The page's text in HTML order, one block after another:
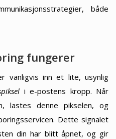
både
fungerer
vanligvis inn et lite, usynlig
i e-postens kropp. Når
lastes denne pikselen, og
Dette signalet
din har blitt åpnet, og gir